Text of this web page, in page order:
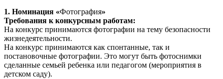
1. Номинация «Фотография»
Требования к конкурсным работам:
На конкурс принимаются фотографии на тему безопасности
жизнедеятельности.
На конкурс принимаются как спонтанные, так и
постановочные фотографии. Это могут быть фотоснимки
сделанные семьей ребенка или педагогом (мероприятия в
детском саду).